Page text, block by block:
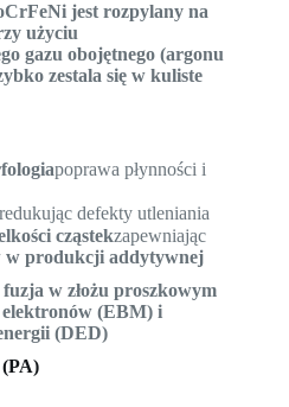
jest rozpylany na
użyciu
gazu obojętnego (argonu
zestala się w kuliste
poprawa płynności i
redukując defekty utleniania
cząstekzapewniając
w produkcji addytywnej
w złożu proszkowym
(EBM) i
(DED)